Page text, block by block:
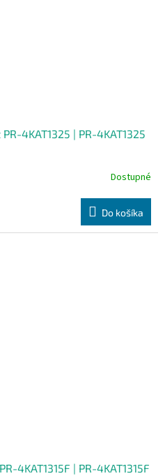
4KAT1325 | PR-4KAT1325
Dostupné
Do košíka
4KAT1315F | PR-4KAT1315F